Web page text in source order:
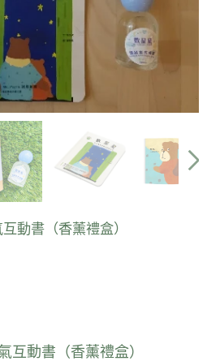
動書（香薰禮盒）
互動書（香薰禮盒）